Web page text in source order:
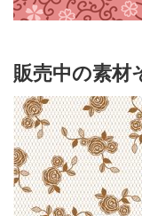
販売中の素材